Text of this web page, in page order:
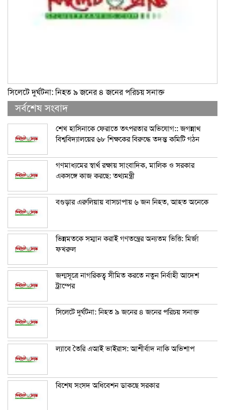
সিলেটে দুর্ঘটনা: নিহত ৯ জনের ৪ জনের পরিচয় সনাক্ত
সর্বশেষ সংবাদ
শেখ হাসিনাকে ফেরাতে তৎপরতার অভিযোগ:: জগন্নাথ
বিশ্ববিদ্যালয়ের ৬৮ শিক্ষকের বিরুদ্ধে তদন্ত কমিটি গঠন
গণমাধ্যমের স্বার্থ রক্ষায় সাংবাদিক, মালিক ও সরকার
একসঙ্গে কাজ করছে: তথ্যমন্ত্রী
বগুড়ার এরুলিয়ায় বাসচাপায় ৬ জন নিহত, আহত অনেকে
ভিন্নমতকে সম্মান করাই গণতন্ত্রের অন্যতম ভিত্তি: মির্জা
ফখরুল
জন্মসূত্রে নাগরিকত্ব সীমিত করতে নতুন নির্বাহী আদেশ
ট্রাম্পের
সিলেটে দুর্ঘটনা: নিহত ৯ জনের ৪ জনের পরিচয় সনাক্ত
ল্যাবে তৈরি এআই ভাইরাস: আশীর্বাদ নাকি অভিশাপ
বিশেষ সংসদ অধিবেশন ডাকছে সরকার